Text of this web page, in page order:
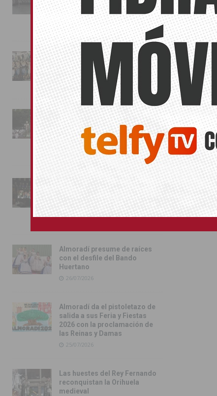
Almoradí en una multitudinaria
jornada festera
02/08/2026
La magia de la Entrada Mora
conquista las calles de
Almoradí
01/08/2026
La fiesta se adueña de
Almoradí con la presentación
de los cargos festeros y la
toma del castillo
31/07/2026
Pilar de la Horadada
conmemora con emoción el
40º aniversario de su
independencia como municipio
Almoradí presume de raíces
con el desfile del Bando
Huertano
26/07/2026
Almoradí da el pistoletazo de
salida a sus Feria y Fiestas
2026 con la proclamación de
las Reinas y Damas
25/07/2026
Las huestes del Rey Fernando
reconquistan la Orihuela
medieval